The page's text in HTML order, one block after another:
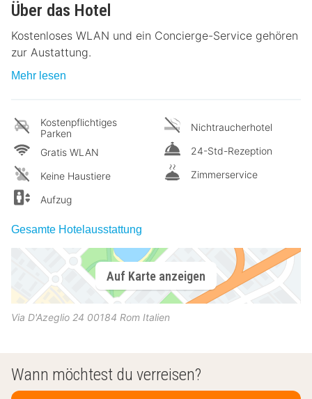
Über das Hotel
Kostenloses WLAN und ein Concierge-Service gehören
zur Austattung.
Mehr lesen
Kostenpflichtiges
Parken
Gratis WLAN
Keine Haustiere
Aufzug
Nichtraucherhotel
24-Std-Rezeption
Zimmerservice
Gesamte Hotelausstattung
Auf Karte anzeigen
Via D'Azeglio 24 00184 Rom Italien
Wann möchtest du verreisen?